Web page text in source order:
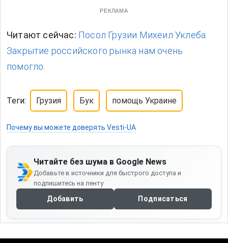
РЕКЛАМА
Читают сейчас: Посол Грузии Михеил Уклеба:
Закрытие российского рынка нам очень
помогло.
Теги: Грузия Бук помощь Украине
Почему вы можете доверять Vesti-UA
Читайте без шума в Google News
Добавьте в источники для быстрого доступа и
подпишитесь на ленту
Добавить Подписаться